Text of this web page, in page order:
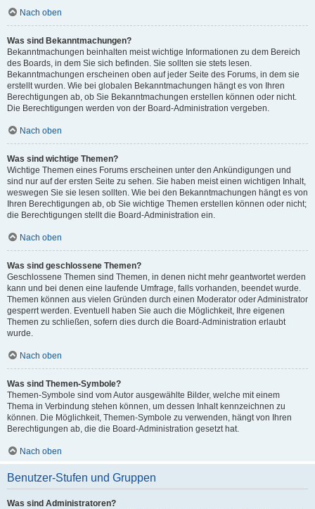
Nach oben
Was sind Bekanntmachungen?
Bekanntmachungen beinhalten meist wichtige Informationen zu dem Bereich
des Boards, in dem Sie sich befinden. Sie sollten sie stets lesen.
Bekanntmachungen erscheinen oben auf jeder Seite des Forums, in dem sie
erstellt wurden. Wie bei globalen Bekanntmachungen hängt es von Ihren
Berechtigungen ab, ob Sie Bekanntmachungen erstellen können oder nicht.
Die Berechtigungen werden von der Board-Administration vergeben.
Nach oben
Was sind wichtige Themen?
Wichtige Themen eines Forums erscheinen unter den Ankündigungen und
sind nur auf der ersten Seite zu sehen. Sie haben meist einen wichtigen Inhalt,
weswegen Sie sie lesen sollten. Wie bei den Bekanntmachungen hängt es von
Ihren Berechtigungen ab, ob Sie wichtige Themen erstellen können oder nicht;
die Berechtigungen stellt die Board-Administration ein.
Nach oben
Was sind geschlossene Themen?
Geschlossene Themen sind Themen, in denen nicht mehr geantwortet werden
kann und bei denen eine laufende Umfrage, falls vorhanden, beendet wurde.
Themen können aus vielen Gründen durch einen Moderator oder Administrator
gesperrt werden. Eventuell haben Sie auch die Möglichkeit, Ihre eigenen
Themen zu schließen, sofern dies durch die Board-Administration erlaubt
wurde.
Nach oben
Was sind Themen-Symbole?
Themen-Symbole sind vom Autor ausgewählte Bilder, welche mit einem
Thema in Verbindung stehen können, um dessen Inhalt kennzeichnen zu
können. Die Möglichkeit, Themen-Symbole zu verwenden, hängt von Ihren
Berechtigungen ab, die die Board-Administration gesetzt hat.
Nach oben
Benutzer-Stufen und Gruppen
Was sind Administratoren?